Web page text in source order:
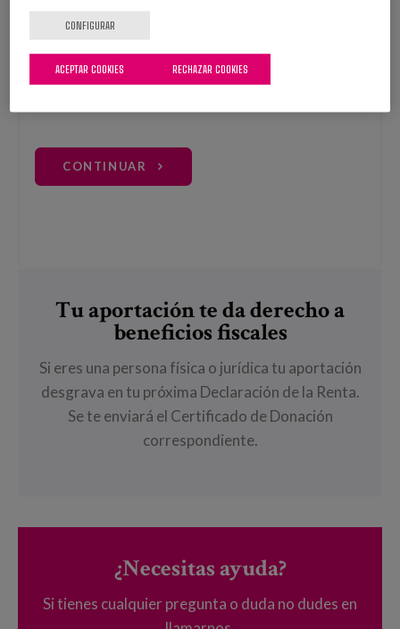
Periódica / Hacerse socio
CONTINUAR
Tu aportación te da derecho a
beneficios fiscales
Si eres una persona física o jurídica tu aportación
desgrava en tu próxima Declaración de la Renta.
Se te enviará el Certificado de Donación
correspondiente.
¿Necesitas ayuda?
Si tienes cualquier pregunta o duda no dudes en
CONFIGURAR
RECHAZAR COOKIES
ACEPTAR COOKIES